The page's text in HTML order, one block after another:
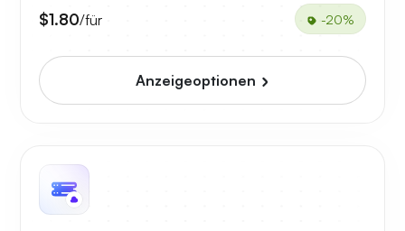
$1.80/für -20%
Anzeigeoptionen